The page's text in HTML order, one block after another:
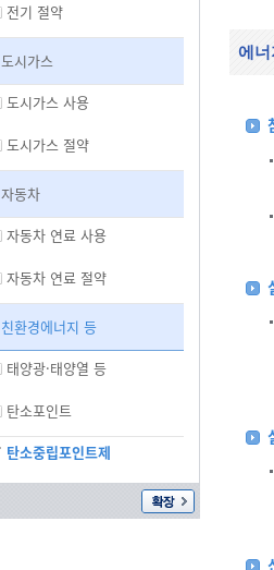
전기 절약
도시가스
도시가스 사용
도시가스 절약
자동차
자동차 연료 사용
자동차 연료 절약
친환경에너지 등
태양광·태양열 등
탄소포인트
탄소중립포인트제
에